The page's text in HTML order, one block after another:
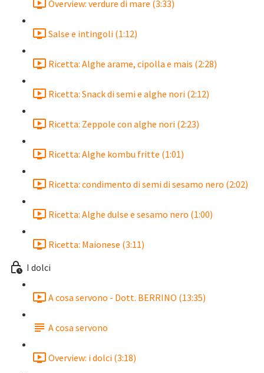
Overview: verdure di mare (3:33)
Salse e intingoli (1:12)
Ricetta: Alghe arame, cipolla e mais (2:28)
Ricetta: Snack di semi e alghe nori (2:12)
Ricetta: Zeppole con alghe nori (2:23)
Ricetta: Alghe kombu fritte (1:01)
Ricetta: condimento di semi di sesamo nero (2:02)
Ricetta: Alghe dulse e sesamo nero (1:00)
Ricetta: Maionese (3:11)
I dolci
A cosa servono - Dott. BERRINO (13:35)
A cosa servono
Overview: i dolci (3:18)